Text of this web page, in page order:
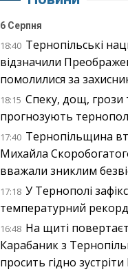
6 Серпня
18:40 Тернопільські
відзначили
помолилися за
18:15 Спеку, дощ, грози
прогнозують
17:40 Тернопільщина
Михайла
вважали зниклим
17:18 У Тернополі
температурний рекорд
16:48 На щиті
Карабаник з
просить гідно